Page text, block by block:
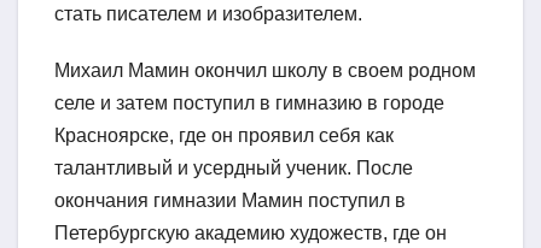
стать писателем и изобразителем.
Михаил Мамин окончил школу в своем родном
селе и затем поступил в гимназию в городе
Красноярске, где он проявил себя как
талантливый и усердный ученик. После
окончания гимназии Мамин поступил в
Петербургскую академию художеств, где он